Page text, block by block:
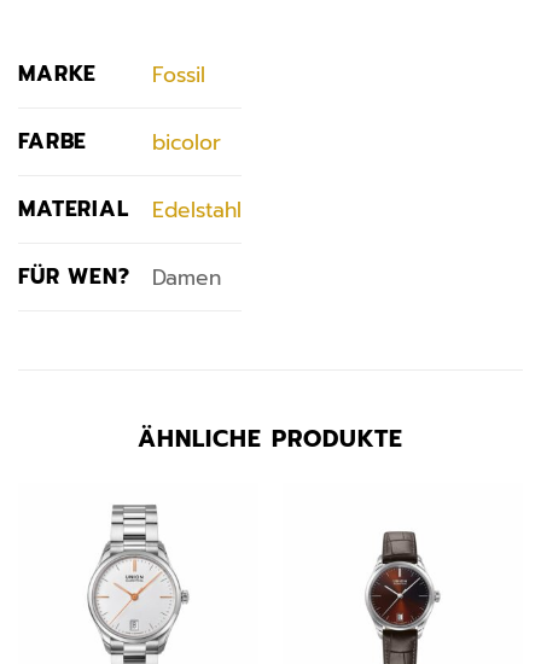
MARKE Fossil
FARBE bicolor
MATERIAL Edelstahl
FÜR WEN? Damen
ÄHNLICHE PRODUKTE